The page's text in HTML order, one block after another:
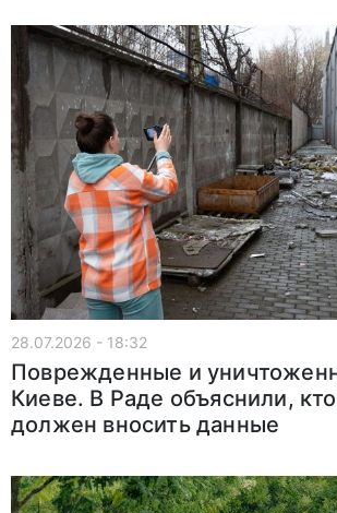
28.07.2026 - 18:32
Поврежденные и
Киеве. В Раде объяснили,
должен вносить данные